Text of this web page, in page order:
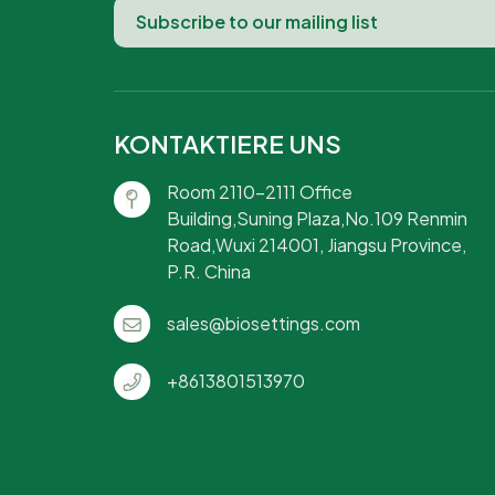
KONTAKTIERE UNS
Room 2110-2111 Office
Building,Suning Plaza,No.109 Renmin
Road,Wuxi 214001, Jiangsu Province,
P.R. China
sales@biosettings.com
+8613801513970